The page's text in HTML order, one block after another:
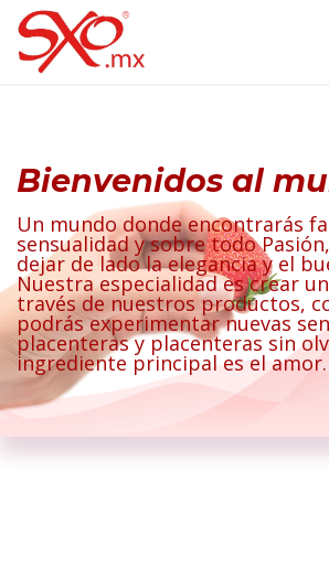
Passa al contenuto
Bienvenidos al
Un mundo donde encontrarás
sensualidad y sobre todo
dejar de lado la elegancia y el
Nuestra especialidad es crear
través de nuestros productos,
podrás experimentar nuevas
placenteras y placenteras sin
ingrediente principal es el amor.